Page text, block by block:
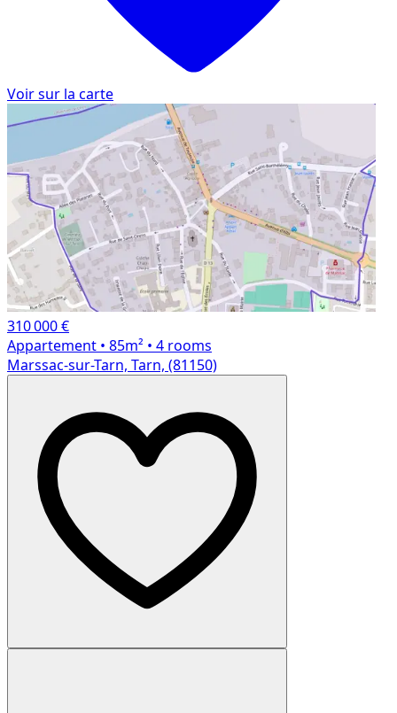
Voir sur la carte
310 000 €
Appartement • 85m² • 4 rooms
Marssac-sur-Tarn, Tarn, (81150)